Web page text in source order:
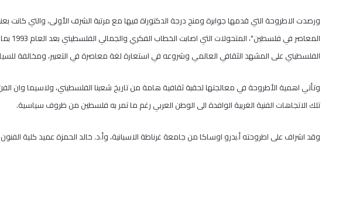
ورصدت الاطروحة التي قدمها جوابرة ومنح درجة الدكتوراة فيها مع مرتبة الشرف الأولى، والتي كانت
الفلسطيني على المشهد الثقافي العالمي وشروعه في استعارة لغة معاصرة في التعبير، ومخالفة
وتأتي اهمية الأطروحة في معالجتها لحقبة ثقافية هامة من تاريخ شعبنا الفلسطيني، ولاسيما وان
تلك الاتجاهات الفنية الغربية الوافدة الى الوطن العربي رغم ما تمر به فلسطين من ظروف سياسية.
وقد اشراف على اطروحته أ.بدرو اوساكا من جامعة غرناطة الاسبانية، وأ.د. خالد الحمزة عميد كلية